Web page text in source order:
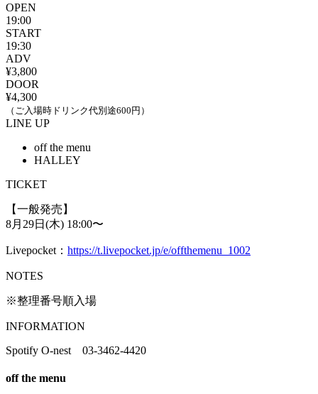
OPEN
19:00
START
19:30
ADV
¥3,800
DOOR
¥4,300
（ご入場時ドリンク代別途600円）
LINE UP
off the menu
HALLEY
TICKET
【一般発売】
8月29日(木) 18:00〜
Livepocket： https://t.livepocket.jp/e/offthemenu_1002
NOTES
※整理番号順入場
INFORMATION
Spotify O-nest 03-3462-4420
off the menu